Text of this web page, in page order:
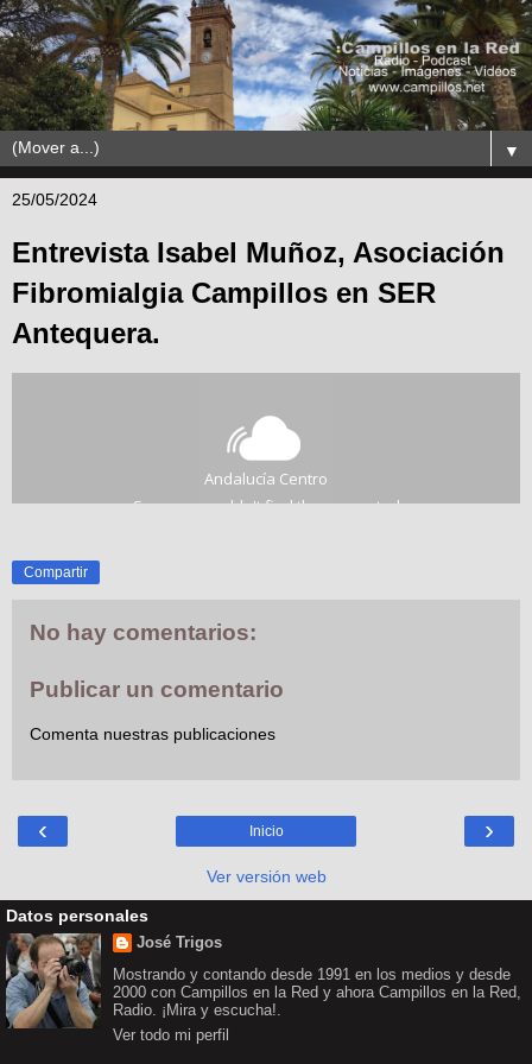
▼
25/05/2024
Entrevista Isabel Muñoz, Asociación
Fibromialgia Campillos en SER
Antequera.
Compartir
No hay comentarios:
Publicar un comentario
Comenta nuestras publicaciones
‹ ›
Inicio
Ver versión web
Datos personales
José Trigos
Mostrando y contando desde 1991 en los medios y desde
2000 con Campillos en la Red y ahora Campillos en la Red,
Radio. ¡Mira y escucha!.
Ver todo mi perfil